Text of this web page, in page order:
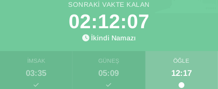
SONRAKI VAKTE KALAN
02:12:05
İkindi Namazı
İMSAK
03:35
GÜNEŞ
05:09
ÖĞLE
12:17